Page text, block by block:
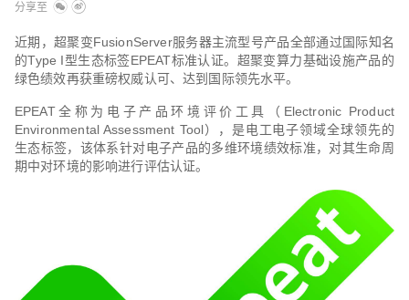
分享至
近期，超聚变FusionServer服务器主流型号产品全部通过国际知名
的Type I型生态标签EPEAT标准认证。超聚变算力基础设施产品的
绿色绩效再获重磅权威认可、达到国际领先水平。
EPEAT全称为电子产品环境评价工具（Electronic Product
Environmental Assessment Tool），是电工电子领域全球领先的
生态标签，该体系针对电子产品的多维环境绩效标准，对其生命周
期中对环境的影响进行评估认证。